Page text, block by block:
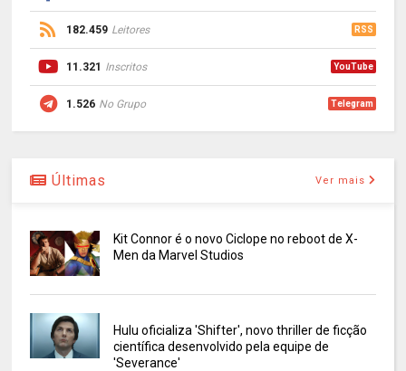
182.459 Leitores RSS
11.321 Inscritos YouTube
1.526 No Grupo Telegram
Últimas Ver mais
Kit Connor é o novo Ciclope no reboot de X-
Men da Marvel Studios
Hulu oficializa 'Shifter', novo thriller de ficção
científica desenvolvido pela equipe de
'Severance'